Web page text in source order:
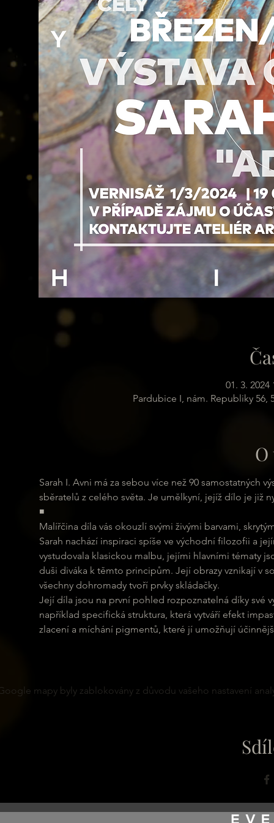
01. 3. 2024
Pardubice I, nám. Republiky 56,
Sarah I. Avni má za sebou více než 90 samostatných
sběratelů z celého světa. Je umělkyní, jejíž dílo je již
◾
Malířčina díla vás okouzlí svými živými barvami,
Sarah nachází inspiraci spíše ve východní filozofii a
vystudovala klasickou malbu, jejími hlavními tématy
duši diváka k těmto principům. Její obrazy vznikají v
všechny dohromady tvoří prvky skládačky.
Její díla jsou na první pohled rozpoznatelná díky své
například specifická struktura, která vytváří efekt
zlacení a míchání pigmentů, které jí umožňují
mapy byly zablokovány z důvodu vašeho nastavení